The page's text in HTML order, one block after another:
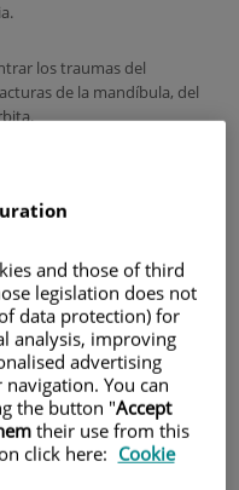
los traumas del
de la mandíbula, del
and those of third
legislation does not
data protection) for
analysis, improving
advertising
You can
the button "Accept
their use from this
click here: Cookie